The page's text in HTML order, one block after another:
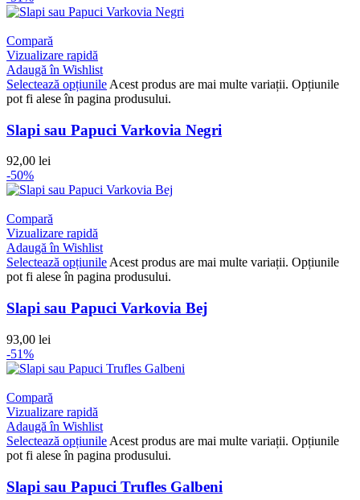
Compară
Vizualizare rapidă
Adaugă în Wishlist
Selectează opțiunile Acest produs are mai multe variații. Opțiunile
pot fi alese în pagina produsului.
Slapi sau Papuci Varkovia Negri
92,00 lei
-50%
Compară
Vizualizare rapidă
Adaugă în Wishlist
Selectează opțiunileAcest produs are mai multe variații. Opțiunile
pot fi alese în pagina produsului.
Slapi sau Papuci Varkovia Bej
93,00 lei
-51%
Compară
Vizualizare rapidă
Adaugă în Wishlist
Selectează opțiunile Acest produs are mai multe variații. Opțiunile
pot fi alese în pagina produsului.
Slapi sau Papuci Trufles Galbeni